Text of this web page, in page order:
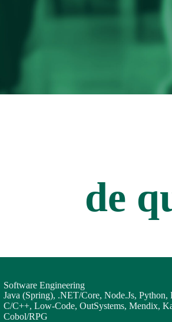
de
Software Engineering
Java (Spring), .NET/Core, Node.Js, Python,
C/C++, Low-Code, OutSystems, Mendix,
Cobol/RPG